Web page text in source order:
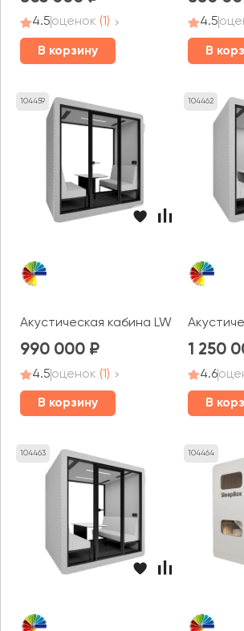
4.5оценок (1)
В корзину
4.5
В
104459
Акустическая кабина LWOP FOUR
990 000
4.5оценок (1)
В корзину
104462
1 250
4.6
В
104463 104464